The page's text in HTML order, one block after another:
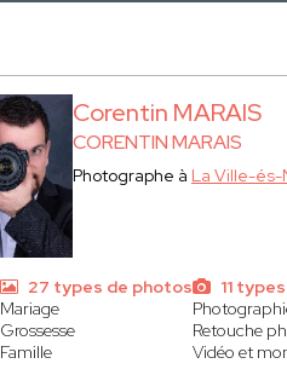
Corentin MARAIS
CORENTIN MARAIS
Photographe à La Ville-és-
27 types de photos
Mariage
Grossesse
Famille
11
Retouche
Vidéo et